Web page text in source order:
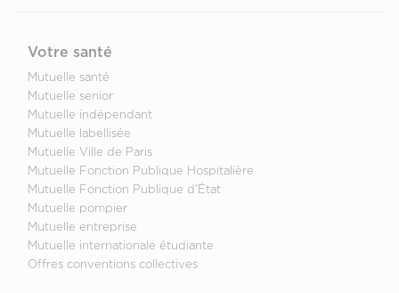
Votre santé
Mutuelle santé
Mutuelle senior
Mutuelle indépendant
Mutuelle labellisée
Mutuelle Ville de Paris
Mutuelle Fonction Publique Hospitalière
Mutuelle Fonction Publique d'État
Mutuelle pompier
Mutuelle entreprise
Mutuelle internationale étudiante
Offres conventions collectives